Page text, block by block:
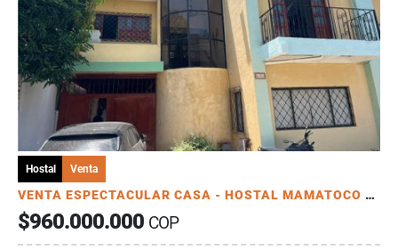
Hostal Venta
VENTA ESPECTACULAR CASA - HOSTAL MAMATOCO SANTA MARTA
$960.000.000 COP